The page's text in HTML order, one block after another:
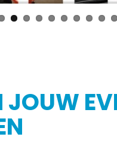
JOUW